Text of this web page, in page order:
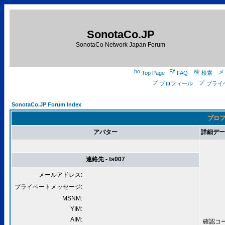
SonotaCo.JP
SonotaCo Network Japan Forum
Top Page FAQ
検索
プロフィール
プライ
SonotaCo.JP Forum Index
プロ
アバター
詳細デ
確認コ
連絡先 - ts007
メールアドレス:
プライベートメッセージ:
MSNM:
YIM:
AIM: